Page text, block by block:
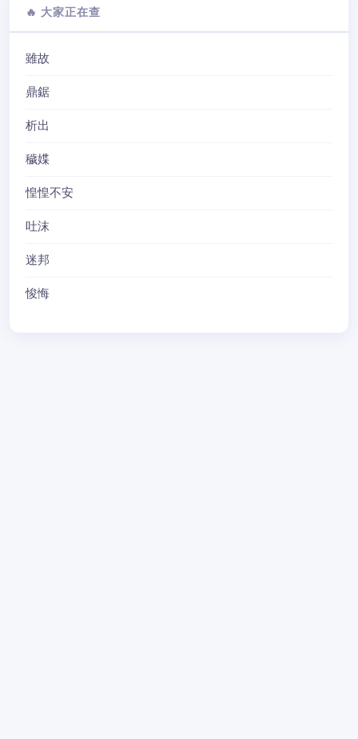
🔥 大家正在查
雖故
鼎鋸
析出
穢媟
惶惶不安
吐沫
迷邦
悛悔